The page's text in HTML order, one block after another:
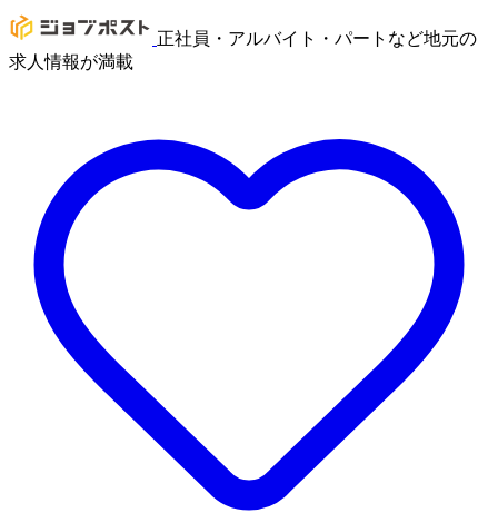
正社員・アルバイト・パートなど地元の
求人情報が満載